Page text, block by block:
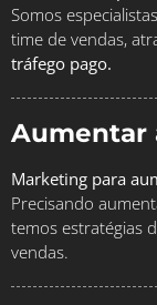
Somos
time de vendas,
tráfego pago.
Aumentar
Marketing para
Precisando
temos estratégias
vendas.